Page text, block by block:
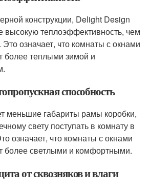
конструкции, Delight Design
высокую теплоэффективность, чем
означает, что комнаты с окнами
более теплыми зимой и
способность
меньшие габариты рамы коробки,
свету поступать в комнату в
означает, что комнаты с окнами
более светлыми и комфортными.
от сквозняков и влаги